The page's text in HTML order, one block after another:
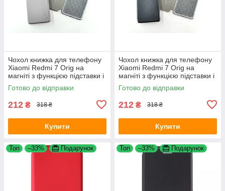
Чохол книжка для телефону
Xiaomi Redmi 7 Orig на
магніті з функцією підставки і
кишенею для карт Grey 4you
Готово до відправки
212 ₴ 318 ₴
Купити
Чохол книжка для телефону
Xiaomi Redmi 7 Orig на
магніті з функцією підставки і
кишенею для карт Black 4you
Готово до відправки
212 ₴ 318 ₴
Купити
Топ –33% Подарунок Топ –33% Подарунок